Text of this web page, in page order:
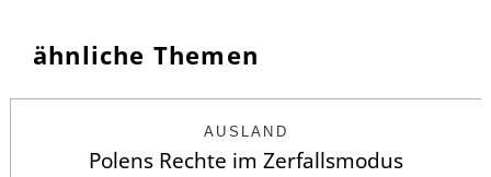
ähnliche Themen
AUSLAND
Polens Rechte im Zerfallsmodus